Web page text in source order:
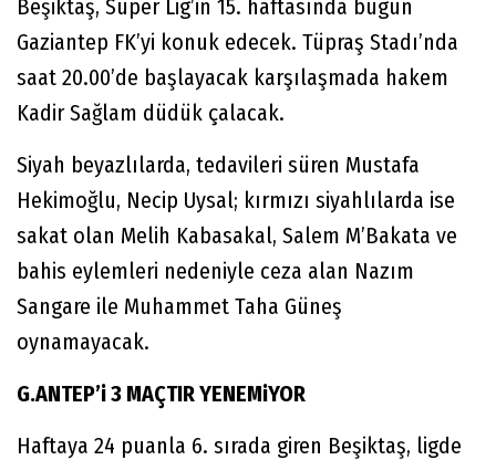
Beşiktaş, Süper Lig’in 15. haftasında bugün
Gaziantep FK’yi konuk edecek. Tüpraş Stadı’nda
saat 20.00’de başlayacak karşılaşmada hakem
Kadir Sağlam düdük çalacak.
Siyah beyazlılarda, tedavileri süren Mustafa
Hekimoğlu, Necip Uysal; kırmızı siyahlılarda ise
sakat olan Melih Kabasakal, Salem M’Bakata ve
bahis eylemleri nedeniyle ceza alan Nazım
Sangare ile Muhammet Taha Güneş
oynamayacak.
G.ANTEP’i 3 MAÇTIR YENEMiYOR
Haftaya 24 puanla 6. sırada giren Beşiktaş, ligde